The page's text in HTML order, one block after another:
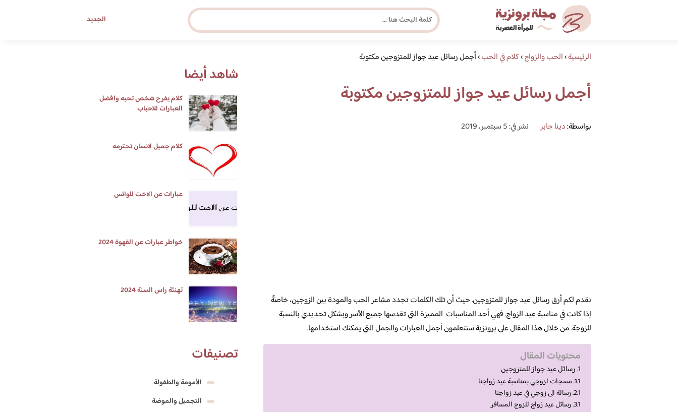
الجديد
مجلة برونزية للفتاة العصرية
ابحث عن أي موضوع يهمك
الرئيسية›الحب والزواج›كلام في الحب›أجمل رسائل عيد جواز للمتزوجين مكتوبة
أجمل رسائل عيد جواز للمتزوجين مكتوبة
بواسطة:دينا جابر نشر في: 5 سبتمبر، 2019
نقدم لكم أرق رسائل عيد جواز للمتزوجين. حيث أن تلك الكلمات تجدد مشاعر الحب والمودة بين الزوجين، خاصةً
إذا كانت في مناسبة عيد الزواج. فهي أحد المناسبات المميزة التي تقدسها جميع الأسر وبشكل تحديدي بالنسبة
للزوجة. من خلال هذا المقال على برونزية ستتعلمون أجمل العبارات والجمل التي يمكنك استخدامها.
محتويات المقال
رسائل عيد جواز للمتزوجين
مسجات لزوجي بمناسبة عيد زواجنا
رسالة الى زوجي في عيد زواجنا
رسائل عيد زواج للزوج المسافر
شاهد أيضا
كلام يفرح شخص تحبه وافضل
العبارات للاحباب
كلام جميل لانسان تحترمه
عبارات عن الاخت للواتس
خواطر عبارات عن القهوة 2024
تهنئة راس السنة 2024
تصنيفات
الأمومة والطفولة
التجميل والموضة